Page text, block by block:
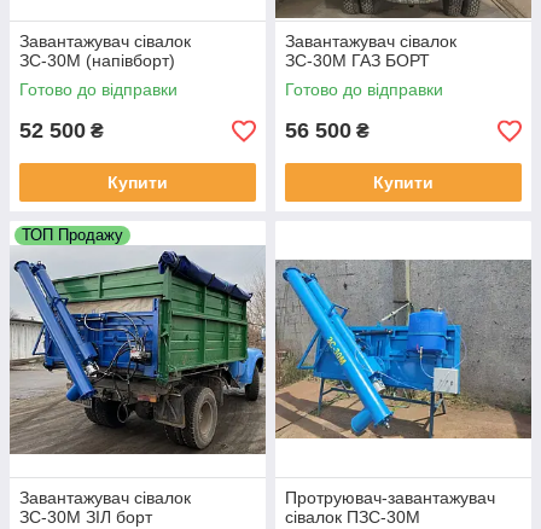
Завантажувач сівалок
ЗС-30М (напівборт)
Готово до відправки
52 500 ₴
Купити
Завантажувач сівалок
ЗС-30М ГАЗ БОРТ
Готово до відправки
56 500 ₴
Купити
ТОП Продажу
Завантажувач сівалок
ЗС-30М ЗІЛ борт
Протруювач-завантажувач
сівалок ПЗС-30М